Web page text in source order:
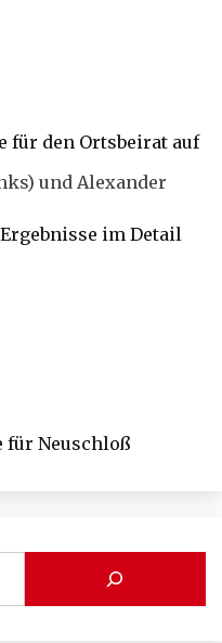
für den Ortsbeirat auf
im Detail
für Neuschloß